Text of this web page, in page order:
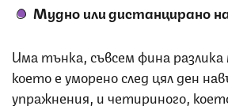
Мудно или дистанцирано
Има тънка, съвсем фина разлика
което е уморено след цял ден
упражнения, и четириного,